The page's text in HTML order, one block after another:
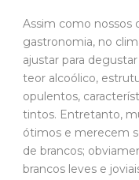
Assim como nossos
gastronomia, no
ajustar para
teor alcoólico,
opulentos,
tintos. Entretanto,
ótimos e merecem
de brancos;
brancos leves e